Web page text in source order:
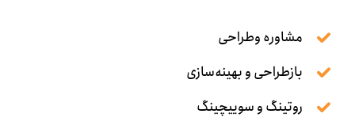
مشاوره وطراحی
بازطراحی و بهینه‌سازی
روتینگ و سوییچینگ